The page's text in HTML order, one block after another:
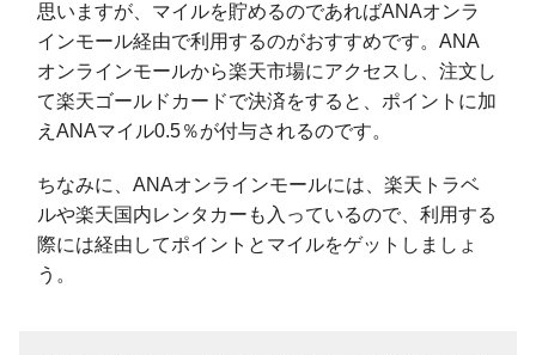
思いますが、マイルを貯めるのであればANAオンラ
インモール経由で利用するのがおすすめです。ANA
オンラインモールから楽天市場にアクセスし、注文し
て楽天ゴールドカードで決済をすると、ポイントに加
えANAマイル0.5％が付与されるのです。
ちなみに、ANAオンラインモールには、楽天トラベ
ルや楽天国内レンタカーも入っているので、利用する
際には経由してポイントとマイルをゲットしましょ
う。